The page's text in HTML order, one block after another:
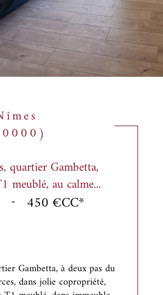
quartier Gambetta,
meublé, au calme...
- 450 €CC*
Gambetta, à deux pas du
dans jolie copropriété,